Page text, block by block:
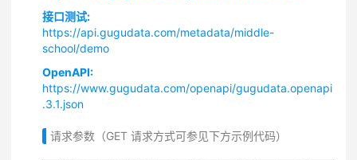
接口测试:
https://api.gugudata.com/metadata/middle-
school/demo
OpenAPI:
https://www.gugudata.com/openapi/gugudata.openapi
.3.1.json
请求参数（GET 请求方式可参见下方示例代码）